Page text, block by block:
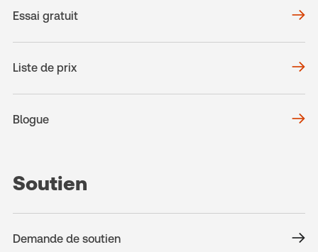
Essai gratuit
Liste de prix
Blogue
Soutien
Demande de soutien